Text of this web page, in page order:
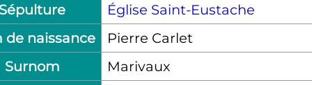
Sépulture
Église Saint-Eustache
de naissance
Pierre Carlet
Surnom
Marivaux